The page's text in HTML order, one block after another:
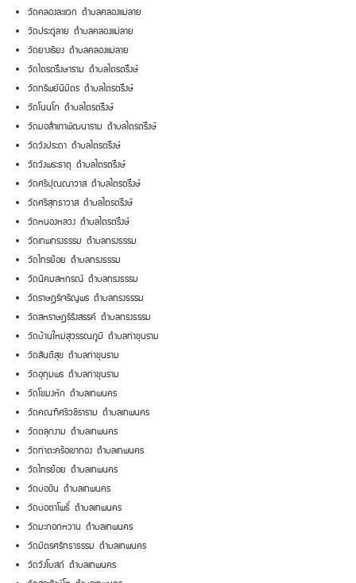
วัดคลองละแวก ตำบลคลองแม่ลาย
วัดประดู่ลาย ตำบลคลองแม่ลาย
วัดยางเรียง ตำบลคลองแม่ลาย
วัดไตรตรึงษาราม ตำบลไตรตรึงษ์
วัดทรัพย์นิมิตร ตำบลไตรตรึงษ์
วัดโนนโก ตำบลไตรตรึงษ์
วัดมอสำเภาพัฒนาราม ตำบลไตรตรึงษ์
วัดวังประดา ตำบลไตรตรึงษ์
วัดวังพระธาตุ ตำบลไตรตรึงษ์
วัดศรีปุณณาวาส ตำบลไตรตรึงษ์
วัดศรีสุทธาวาส ตำบลไตรตรึงษ์
วัดหนองหลวง ตำบลไตรตรึงษ์
วัดเทพทรงธรรม ตำบลทรงธรรม
วัดไทรย้อย ตำบลทรงธรรม
วัดนิคมสหกรณ์ ตำบลทรงธรรม
วัดราษฎร์เจริญพร ตำบลทรงธรรม
วัดสหราษฎร์รังสรรค์ ตำบลทรงธรรม
วัดบ้านใหม่สุวรรณภูมิ ตำบลท่าขุนราม
วัดสันติสุข ตำบลท่าขุนราม
วัดอุทุมพร ตำบลท่าขุนราม
วัดโขมงหัก ตำบลเทพนคร
วัดคณฑีศรีวชิราราม ตำบลเทพนคร
วัดตลุกงาม ตำบลเทพนคร
วัดท่าตะคร้อเขาทอง ตำบลเทพนคร
วัดไทรย้อย ตำบลเทพนคร
วัดบ่อเงิน ตำบลเทพนคร
วัดบ่อตาโพธิ์ ตำบลเทพนคร
วัดมะกอกหวาน ตำบลเทพนคร
วัดมิตรศรัทธาธรรม ตำบลเทพนคร
วัดวังโบสถ์ ตำบลเทพนคร